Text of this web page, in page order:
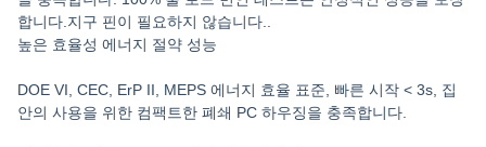
합니다.지구 핀이 필요하지 않습니다..
높은 효율성 에너지 절약 성능
DOE VI, CEC, ErP II, MEPS 에너지 효율 표준, 빠른 시작 < 3s, 집
안의 사용을 위한 컴팩트한 폐쇄 PC 하우징을 충족합니다.